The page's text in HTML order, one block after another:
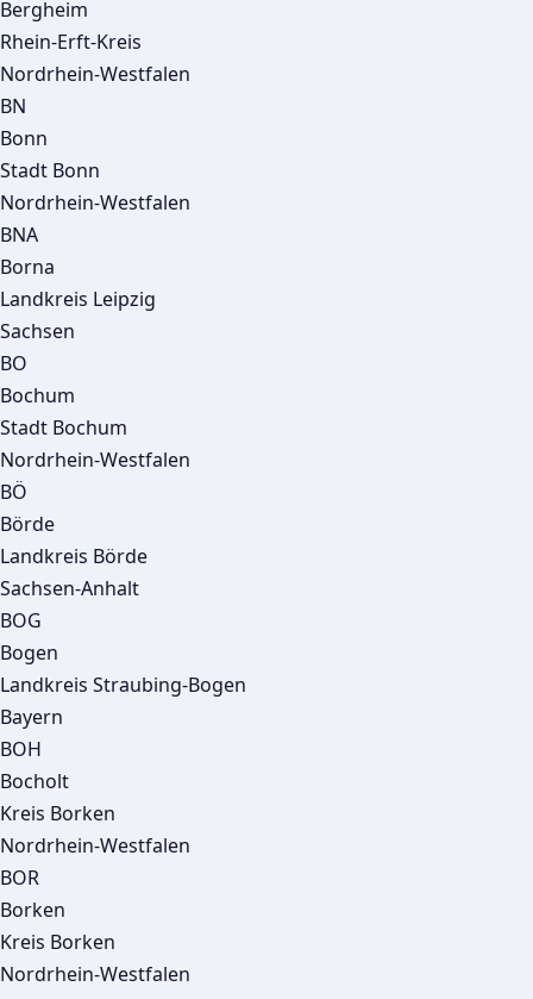
Bergheim
Rhein-Erft-Kreis
Nordrhein-Westfalen
BN
Bonn
Stadt Bonn
Nordrhein-Westfalen
BNA
Borna
Landkreis Leipzig
Sachsen
BO
Bochum
Stadt Bochum
Nordrhein-Westfalen
BÖ
Börde
Landkreis Börde
Sachsen-Anhalt
BOG
Bogen
Landkreis Straubing-Bogen
Bayern
BOH
Bocholt
Kreis Borken
Nordrhein-Westfalen
BOR
Borken
Kreis Borken
Nordrhein-Westfalen